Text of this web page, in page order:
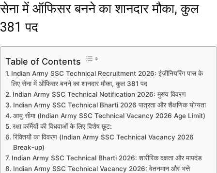
सेना में ऑफिसर बनने का शानदार मौका, कुल
381 पद
Table of Contents
Indian Army SSC Technical Recruitment 2026: इंजीनियरिंग पास के
लिए सेना में ऑफिसर बनने का शानदार मौका, कुल 381 पद
Indian Army SSC Technical Notification 2026: मुख्य विवरण
Indian Army SSC Technical Bharti 2026 पात्रता और शैक्षणिक योग्यता
आयु सीमा (Indian Army SSC Technical Vacancy 2026 Age Limit)
रक्षा कर्मियों की विधवाओं के लिए विशेष छूट:
रिक्तियों का विवरण (Indian Army SSC Technical Vacancy 2026
Break-up)
Indian Army SSC Technical Bharti 2026: शारीरिक दक्षता और मापदंड
Indian Army SSC Technical Vacancy 2026: वेतनमान और भत्ते